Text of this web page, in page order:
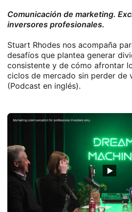
Comunicación de marketing.
inversores profesionales.
Stuart Rhodes nos acompaña
desafíos que plantea generar
consistente y de cómo afrontar
ciclos de mercado sin perder de
(Podcast en inglés).